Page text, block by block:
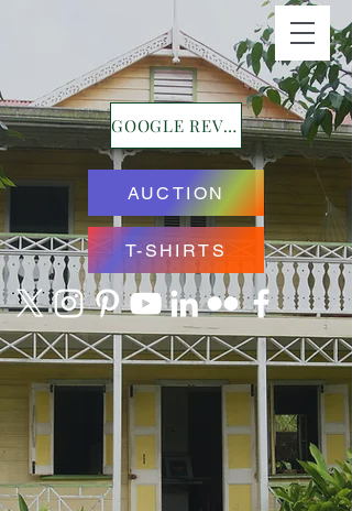
GOOGLE REVIEWS
AUCTION
T-SHIRTS